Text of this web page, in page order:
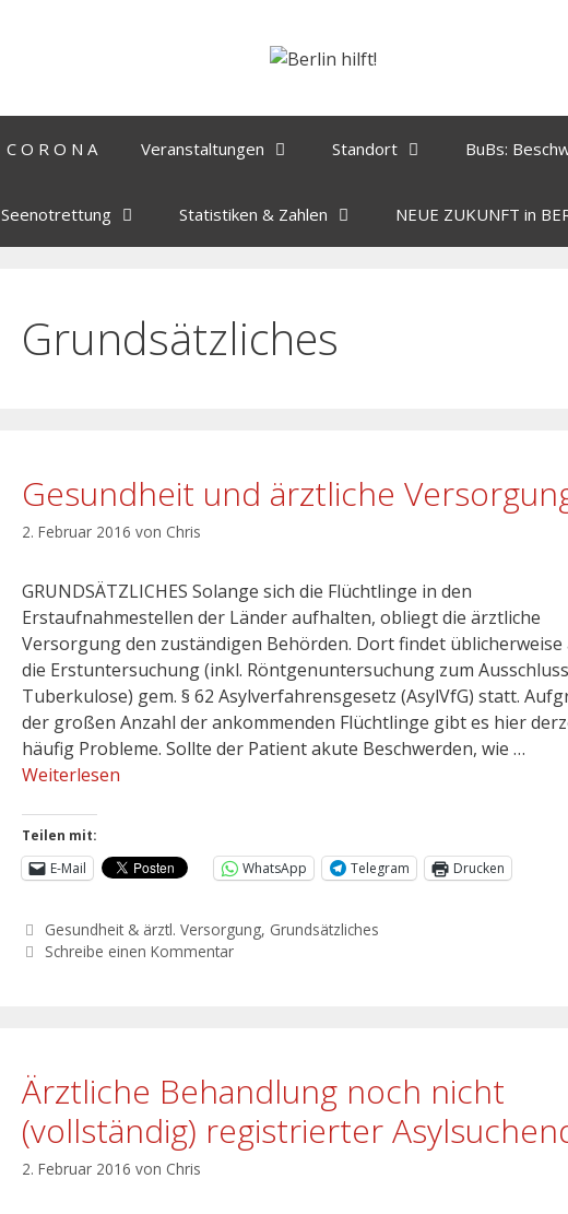
C O R O N A Veranstaltungen Standort BuBs:
Seenotrettung Statistiken & Zahlen NEUE ZUKUNFT in
Grundsätzliches
Gesundheit und ärztliche
2. Februar 2016 von Chris
GRUNDSÄTZLICHES Solange sich die Flüchtlinge in den
Erstaufnahmestellen der Länder aufhalten, obliegt die ärztliche
Versorgung den zuständigen Behörden. Dort findet üblicherweise
die Erstuntersuchung (inkl. Röntgenuntersuchung zum
Tuberkulose) gem. § 62 Asylverfahrensgesetz (AsylVfG) statt.
der großen Anzahl der ankommenden Flüchtlinge gibt es hier
häufig Probleme. Sollte der Patient akute Beschwerden, wie …
Weiterlesen
Teilen mit:
E-Mail
WhatsApp Telegram Drucken
Gesundheit & ärztl. Versorgung, Grundsätzliches
Schreibe einen Kommentar
Ärztliche Behandlung noch nicht
(vollständig) registrierter
2. Februar 2016 von Chris